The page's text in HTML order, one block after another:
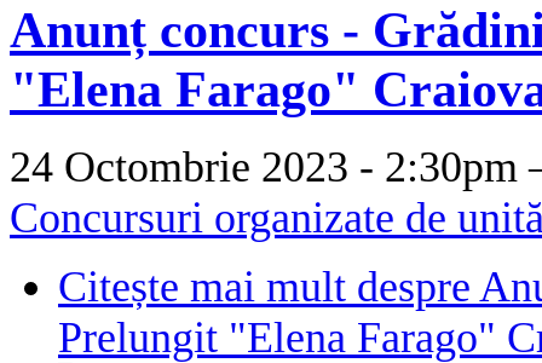
Anunț concurs -
"Elena Farago"
24 Octombrie 2023 -
Concursuri organizate de
Citește mai mult despre
Prelungit "Elena Farago"